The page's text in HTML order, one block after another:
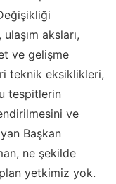
aksları,
ve gelişme
teknik eksiklikleri,
tespitlerin
ve
Başkan
ne şekilde
yetkimiz yok.